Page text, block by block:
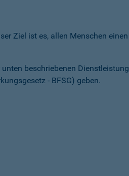
Ziel ist es, allen Menschen einen
beschriebenen Dienstleistung
- BFSG) geben.